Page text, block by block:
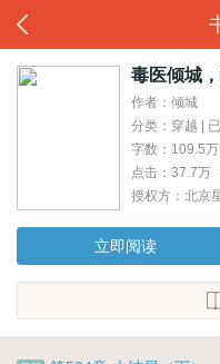
毒医倾城
作者：倾城
分类：穿越 |
字数：109.5万
点击：37.7万
授权方：北京
立即阅读